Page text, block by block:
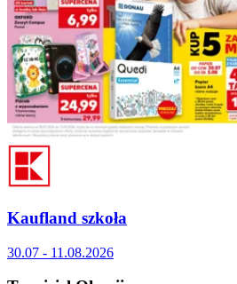
Kaufland szkoła
30.07 - 11.08.2026